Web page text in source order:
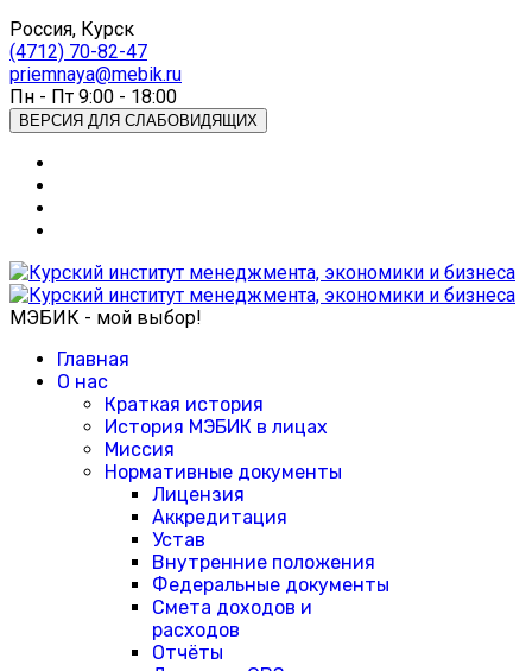
Россия, Курск
(4712) 70-82-47
priemnaya@mebik.ru
Пн - Пт 9:00 - 18:00
ВЕРСИЯ ДЛЯ СЛАБОВИДЯЩИХ
МЭБИК - мой выбор!
Главная
О нас
Краткая история
История МЭБИК в лицах
Миссия
Нормативные документы
Лицензия
Аккредитация
Устав
Внутренние положения
Федеральные документы
Смета доходов и
расходов
Отчёты